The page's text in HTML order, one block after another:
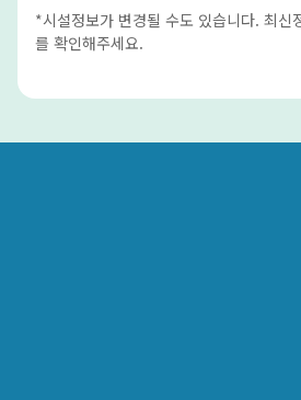
*시설정보가 변경될 수도 있습니다. 최신
를 확인해주세요.